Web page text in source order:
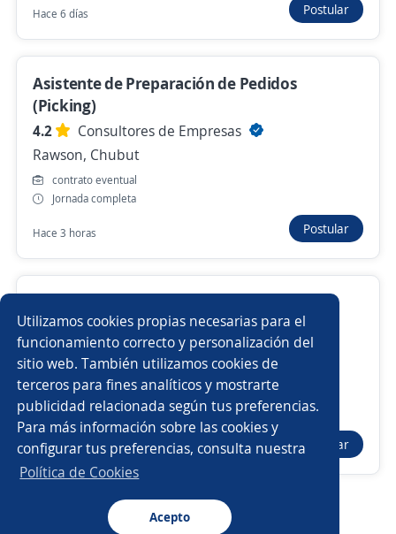
Utilizamos cookies propias necesarias para el
funcionamiento correcto y personalización del
sitio web. También utilizamos cookies de
terceros para fines analíticos y mostrarte
publicidad relacionada según tus preferencias.
Para más información sobre las cookies y
configurar tus preferencias, consulta nuestra
Política de Cookies
Acepto
Anterior Siguiente
Nuevas ofertas de empleo
Empleado/a de comercio
Vendedor/a de indumentaria
Gerentes de ventas comercial Vendedor repartidor
Teleoperador/a Mystery shopper Comprador/a
Promovendedor/a Vendedor automóviles
Ejecutivo/a comercial
Vendedor telefonía
Buscar es más fácil en la app
CT App Abrir
Navegador
Hace 6 días Postular
Asistente de Preparación de Pedidos
(Picking)
4.2
Consultores de Empresas
Rawson, Chubut
contrato eventual
Jornada completa
Hace 3 horas Postular
3.9
Autos del Sur S.A.
Trelew, Chubut
otro tipo de contrato
Jornada completa
Presencial y remoto
Ayer Postular